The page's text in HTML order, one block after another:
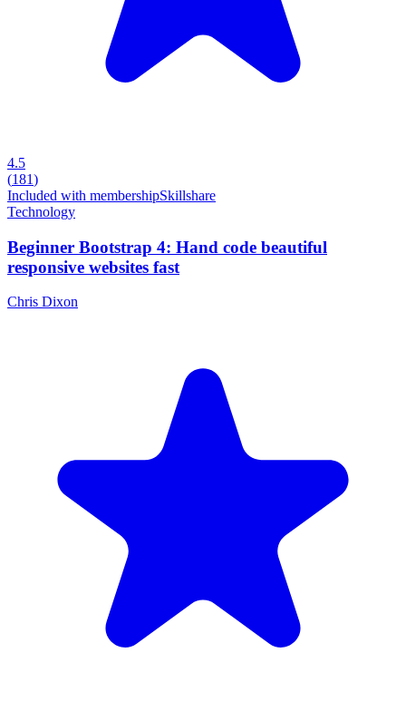
4.5
(181)
Included with membershipSkillshare
Technology
Beginner Bootstrap 4: Hand code beautiful
responsive websites fast
Chris Dixon